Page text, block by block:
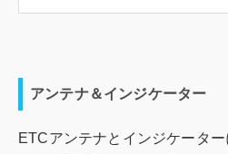
アンテナ＆インジケーター
ETCアンテナとインジケータ